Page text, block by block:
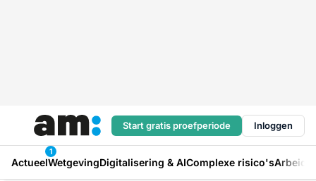
Start gratis proefperiode Inloggen
Actueel
1
WetgevingDigitalisering & AIComplexe risico's